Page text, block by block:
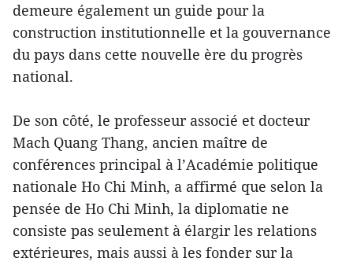
demeure également un guide pour la
construction institutionnelle et la gouvernance
du pays dans cette nouvelle ère du progrès
national.
De son côté, le professeur associé et docteur
Mach Quang Thang, ancien maître de
conférences principal à l’Académie politique
nationale Ho Chi Minh, a affirmé que selon la
pensée de Ho Chi Minh, la diplomatie ne
consiste pas seulement à élargir les relations
extérieures, mais aussi à les fonder sur la